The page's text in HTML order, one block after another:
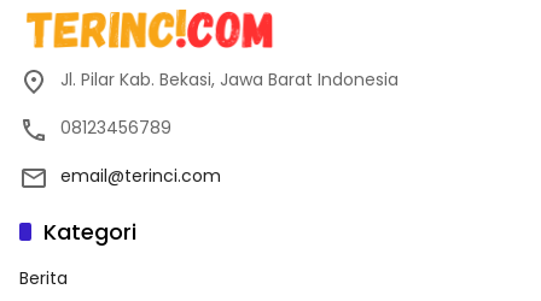
Jl. Pilar Kab. Bekasi, Jawa Barat Indonesia
08123456789
email@terinci.com
Kategori
Berita